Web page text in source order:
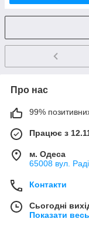
Про нас
99%
Працює з
м. Одеса
65008 вул.
Контакти
Сьогодні
Показати